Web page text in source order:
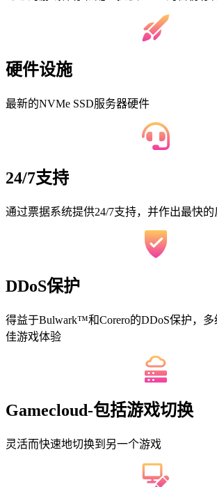
硬件设施
最新的NVMe SSD服务器硬件
24/7支持
通过票据系统提供24/7支持，并作出最快的
DDoS保护
得益于Bulwark™和Corero的DDoS保护，
佳游戏体验
Gamecloud-包括游戏切换
灵活而快速地切换到另一个游戏